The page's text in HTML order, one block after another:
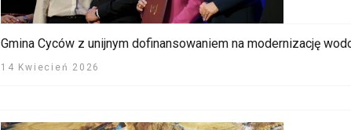
Gmina Cyców z unijnym dofinansowaniem na modernizację
14 Kwiecień 2026